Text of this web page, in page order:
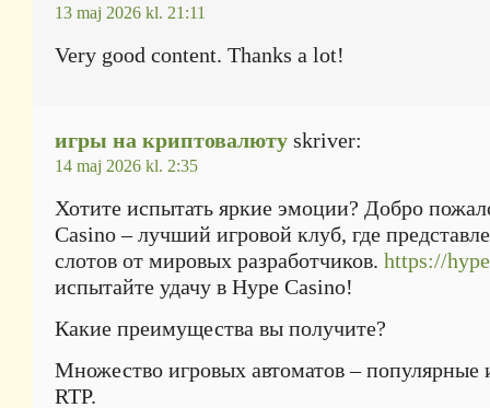
13 maj 2026 kl. 21:11
Very good content. Thanks a lot!
игры на криптовалюту skriver:
14 maj 2026 kl. 2:35
Хотите испытать яркие эмоции? Добро
Casino – лучший игровой клуб, где
слотов от мировых разработчиков. https://
испытайте удачу в Hype Casino!
Какие преимущества вы получите?
Множество игровых автоматов – популярные
RTP.